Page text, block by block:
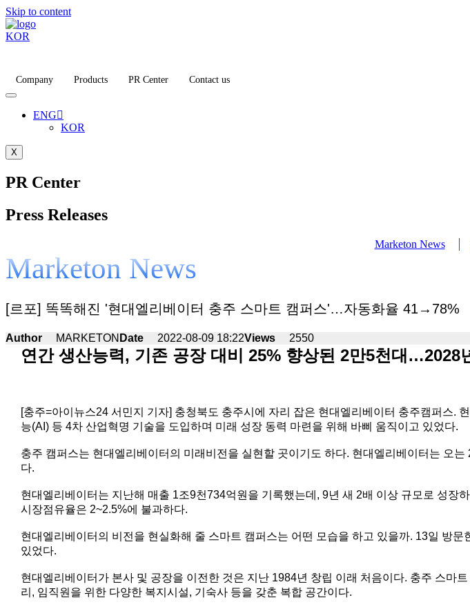
Skip to content
KOR
Company Products PR Center Contact us
ENG
KOR
X
PR Center
Press Releases
Marketon News
Marketon News
[르포] 똑똑해진 '현대엘리베이터 충주 스마트 캠퍼스'…자동화율 41→78%
Author MARKETON Date 2022-08-09 18:22Views 2550
연간 생산능력, 기존 공장 대비 25% 향상된 2만5천대…2028
[충주=아이뉴스24 서민지 기자] 충청북도 충주시에 자리 잡은 현대엘리베이터 충주캠퍼스.
능(AI) 등 4차 산업혁명 기술을 도입하며 미래 성장 동력 마련을 위해 바삐 움직이고 있었다.
충주 캠퍼스는 현대엘리베이터의 미래비전을 실현할 곳이기도 하다. 현대엘리베이터는 오
다.
현대엘리베이터는 지난해 매출 1조9천734억원을 기록했는데, 9년 새 2배 이상 규모로 성
시장점유율은 2~2.5%에 불과하다.
현대엘리베이터의 비전을 현실화해 줄 스마트 캠퍼스는 어떤 모습을 하고 있을까. 13일 방
있었다.
현대엘리베이터가 본사 및 공장을 이전한 것은 지난 1984년 창립 이래 처음이다. 충주 스마
리, 임직원을 위한 다양한 복지시설, 기숙사 등을 갖춘 복합 공간이다.